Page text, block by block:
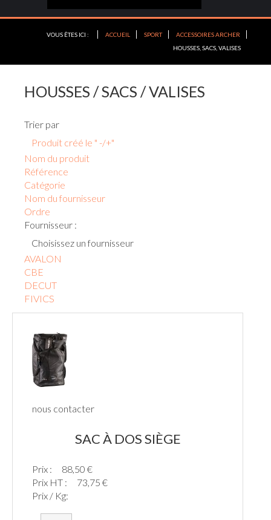
VOUS ÊTES ICI : ACCUEIL SPORT
ACCESSOIRES ARCHER
HOUSSES, SACS, VALISES
HOUSSES / SACS / VALISES
Trier par
Produit créé le " -/+"
Nom du produit
Référence
Catégorie
Nom du fournisseur
Ordre
Fournisseur :
Choisissez un fournisseur
AVALON
CBE
DECUT
FIVICS
nous contacter
SAC À DOS SIÈGE
Prix :
88,50 €
Prix HT :
73,75 €
Prix / Kg: